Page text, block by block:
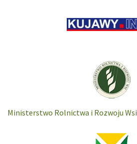
Ministerstwo Rolnictwa i Rozwoju Wsi